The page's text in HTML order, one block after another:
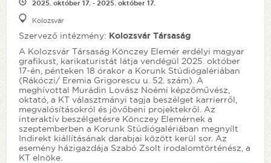
2025. október 17. - 2025. október 17.
Kolozsvár
Szervező intézmény: Kolozsvár Társaság
A Kolozsvár Társaság Könczey Elemér erdélyi magyar
grafikust, karikaturistát látja vendégül 2025. október
17-én, pénteken 18 órakor a Korunk Stúdiógalériában
(Rákóczi/ Eremia Grigorescu u. 52. szám). A
meghívottal Murádin Lovász Noémi képzőművész,
oktató, a KT választmányi tagja beszélget karrierről,
megvalósításokról és jövőbeni projektekről. Az
interaktív beszélgetésre Könczey Elemérnek a
szeptemberben a Korunk Stúdiógalériában megnyílt
Indirekt kiállításának darabjai között kerül sor. Az
esemény házigazdája Szabó Zsolt irodalomtörténész, a
KT elnöke.